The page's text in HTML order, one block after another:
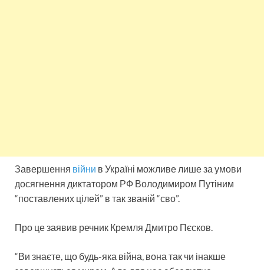
Завершення війни в Україні можливе лише за умови
досягнення диктатором РФ Володимиром Путіним
“поставлених цілей” в так званій “сво”.
Про це заявив речник Кремля Дмитро Пєсков.
“Ви знаєте, що будь-яка війна, вона так чи інакше